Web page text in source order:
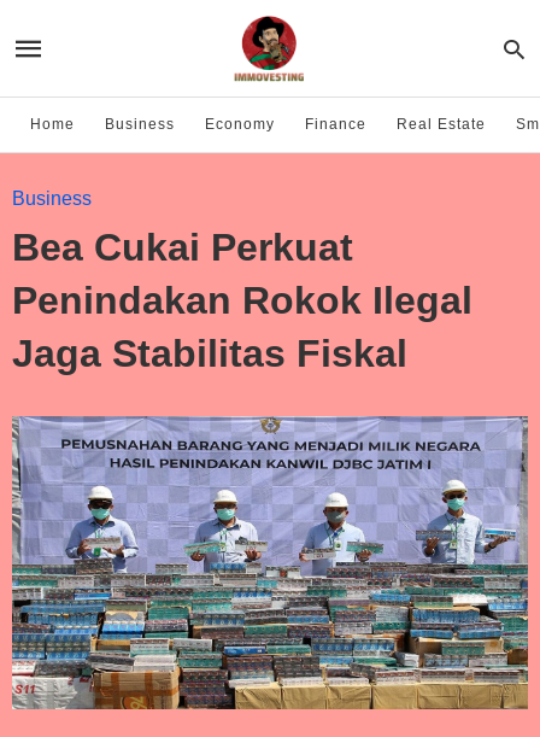
Home Business Economy Finance Real Estate
Business
Bea Cukai Perkuat
Penindakan Rokok Ilegal
Jaga Stabilitas Fiskal